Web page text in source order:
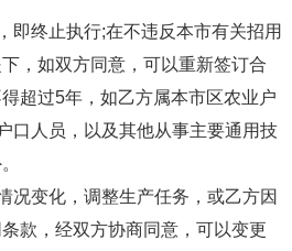
即终止执行;在不违反本市有关招用
，如双方同意，可以重新签订合
超过5年，如乙方属本市区农业户
口人员，以及其他从事主要通用技
况变化，调整生产任务，或乙方因
款，经双方协商同意，可以变更